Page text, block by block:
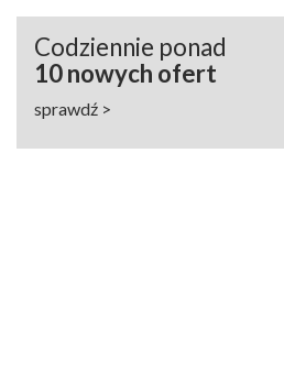
Codziennie ponad
10 nowych ofert
sprawdź >